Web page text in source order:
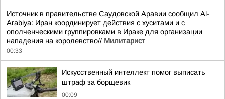
Источник в правительстве Саудовской Аравии сообщил Al-
Arabiya: Иран координирует действия с хуситами и с
ополченческими группировками в Ираке для организации
нападения на королевство// Милитарист
00:33
Искусственный интеллект помог выписать
штраф за борщевик
00:09